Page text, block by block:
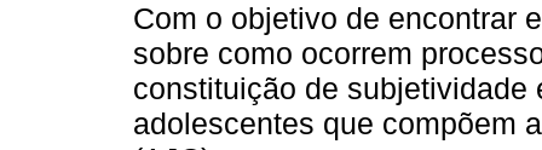
Com o objetivo de encontrar
sobre como ocorrem
constituição de subjetividade
adolescentes que compõem